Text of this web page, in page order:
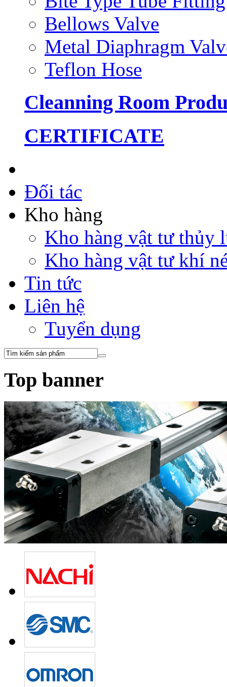
Bellows Valve
Metal Diaphragm
Teflon Hose
Cleanning Room
CERTIFICATE
Đối tác
Kho hàng
Kho hàng vật tư thủy
Kho hàng vật tư khí
Tin tức
Liên hệ
Tuyển dụng
Top banner